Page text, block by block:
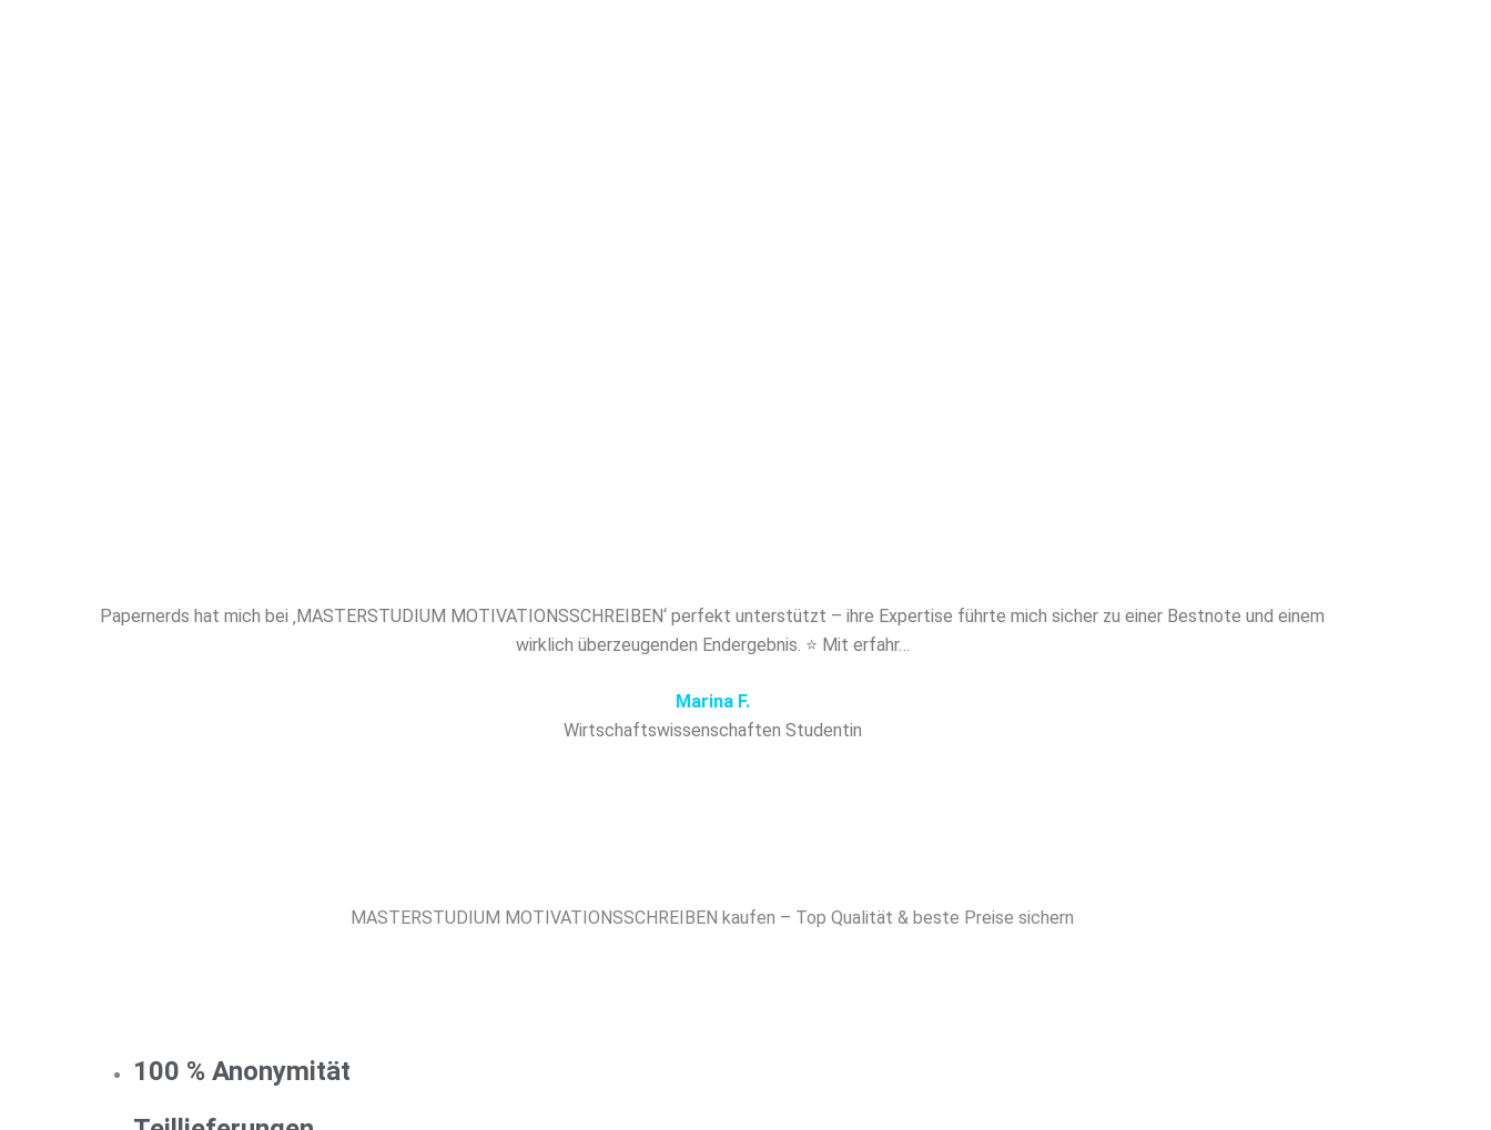
Papernerds hat mich bei ‚MASTERSTUDIUM MOTIVATIONSSCHREIBEN‘ perfekt unterstützt – ihre Expertise führte mich sicher zu einer Bestnote und einem
wirklich überzeugenden Endergebnis. ⭐ Mit erfahr…
Marina F.
Wirtschaftswissenschaften Studentin
MASTERSTUDIUM MOTIVATIONSSCHREIBEN kaufen – Top Qualität & beste Preise sichern
100 % Anonymität